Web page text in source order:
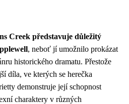
Creek představuje důležitý
, neboť jí umožnilo prokázat
historického dramatu. Přestože
díla, ve kterých se herečka
demonstruje její schopnost
charaktery v různých